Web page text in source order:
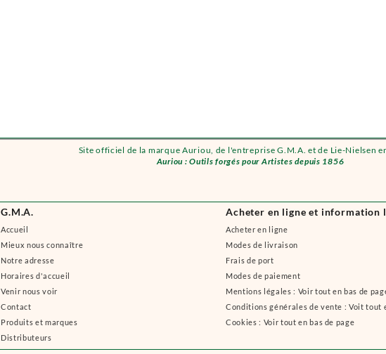
Site officiel de la marque Auriou, de l'entreprise G.M.A. et de Lie-Nielsen
Auriou : Outils forgés pour Artistes depuis 1856
G.M.A.
Accueil
Mieux nous connaître
Notre adresse
Horaires d'accueil
Venir nous voir
Contact
Produits et marques
Distributeurs
Acheter en ligne et information
Acheter en ligne
Modes de livraison
Frais de port
Modes de paiement
Mentions légales : Voir tout en bas de
Conditions générales de vente : Voit tout
Cookies : Voir tout en bas de page